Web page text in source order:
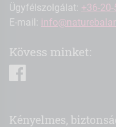
Ügyfélszolgálat: +36-
E-mail:
Kövess minket:
Kényelmes,